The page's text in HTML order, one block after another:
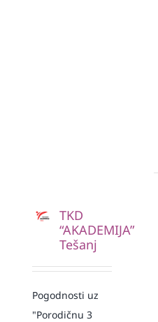
TKD
“AKADEMIJA”
Tešanj
Pogodnosti uz
"Porodičnu 3